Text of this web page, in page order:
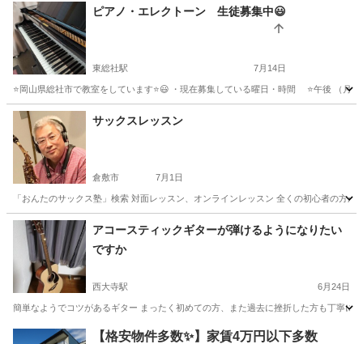
岡山 岡山市 西大寺駅 ギター 弾き語り
ピアノ・エレクトーン 生徒募集中😃
東総社駅 7月14日
⭐岡山県総社市で教室をしています⭐😃 ・現在募集している曜日・時間 ⭐️午後 （
岡山 総社市 東総社駅
サックスレッスン
倉敷市 7月1日
「おんたのサックス塾」検索 対面レッスン、オンラインレッスン 全くの初心者の方か
岡山 倉敷市 レッスン
アコースティックギターが弾けるようになりたい
ですか
西大寺駅 6月24日
簡単なようでコツがあるギター まったく初めての方、また過去に挫折した方も丁寧
岡山市 西大寺駅 ギター アコースティックギター
【格安物件多数✨】家賃4万円以下多数